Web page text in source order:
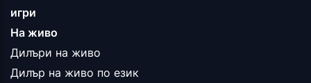
игри
На живо
Дилъри на живо
Дилър на живо по език